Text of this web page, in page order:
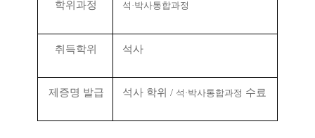
학위과정 석 ·박사통합과정
취득학위 석사
제증명 발급 석사 학위 / 석 ·박사통합과정 수료